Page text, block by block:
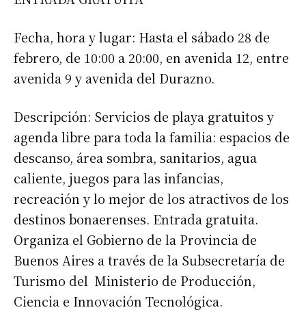
Fecha, hora y lugar: Hasta el sábado 28 de
febrero, de 10:00 a 20:00, en avenida 12, entre
avenida 9 y avenida del Durazno.
Descripción: Servicios de playa gratuitos y
agenda libre para toda la familia: espacios de
descanso, área sombra, sanitarios, agua
caliente, juegos para las infancias,
recreación y lo mejor de los atractivos de los
destinos bonaerenses. Entrada gratuita.
Organiza el Gobierno de la Provincia de
Buenos Aires a través de la Subsecretaría de
Turismo del Ministerio de Producción,
Ciencia e Innovación Tecnológica.